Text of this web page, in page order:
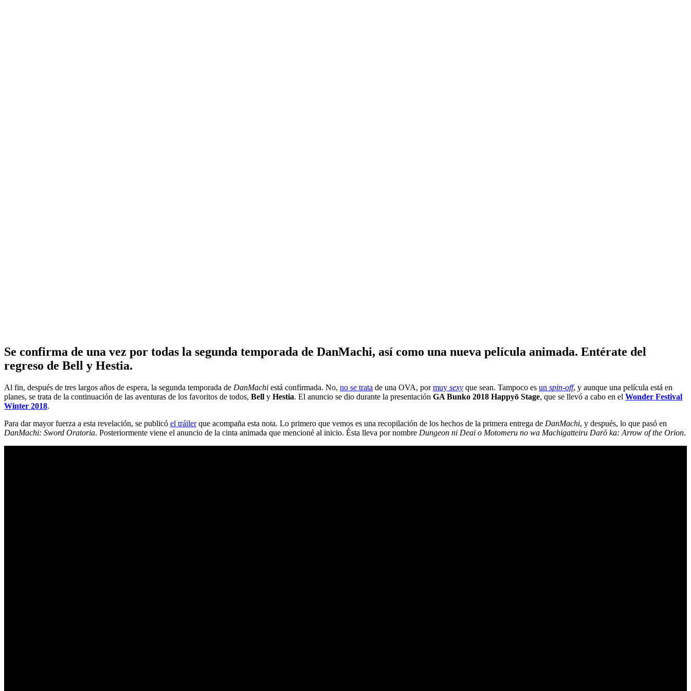
Se confirma de una vez por todas la segunda temporada de DanMachi, así como una nueva película animada. Entérate del
regreso de Bell y Hestia.
Al fin, después de tres largos años de espera, la segunda temporada de DanMachi está confirmada. No, no se trata de una OVA, pormuy sexy que sean. Tampoco es un spin-off, y aunque una película está en
planes, se trata de la continuación de las aventuras de los favoritos de todos, Bell y Hestia. El anuncio se dio durante la presentación GA Bunko 2018 Happyō Stage, que se llevó a cabo en el Wonder Festival
Winter 2018.
Para dar mayor fuerza a esta revelación, se publicó el tráilerque acompaña esta nota. Lo primero que vemos es una recopilación de los hechos de la primera entrega de DanMachi, y después, lo que pasó en
DanMachi: Sword Oratoria. Posteriormente viene el anuncio de la cinta animada que mencioné al inicio. Ésta lleva por nombre Dungeon ni Deai o Motomeru no wa Machigatteiru Darō ka: Arrow of the Orion.